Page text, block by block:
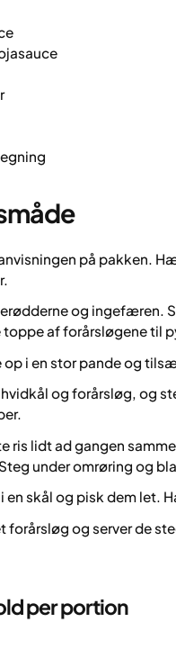
på pakken.
og ingefæren.
toppe af forårsløgene til
op i en stor pande og
og forårsløg, og
ris lidt ad gangen
under omrøring og
en skål og pisk dem let.
forårsløg og server de
per portion